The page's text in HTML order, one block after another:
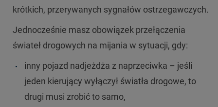
krótkich, przerywanych sygnałów ostrzegawczych.
Jednocześnie masz obowiązek przełączenia
świateł drogowych na mijania w sytuacji, gdy:
inny pojazd nadjeżdża z naprzeciwka – jeśli
jeden kierujący wyłączył światła drogowe, to
drugi musi zrobić to samo,